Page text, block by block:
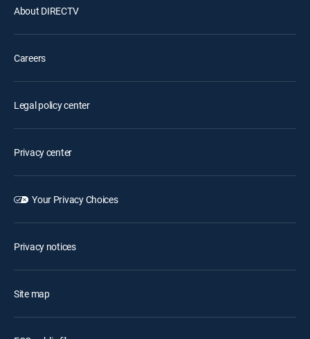
About DIRECTV
Careers
Legal policy center
Privacy center
Your Privacy Choices
Privacy notices
Site map